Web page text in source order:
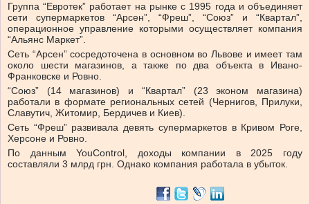
Группа “Евротек” работает на рынке с 1995 года и объединяет
сети супермаркетов “Арсен”, “Фреш”, “Союз” и “Квартал”,
операционное управление которыми осуществляет компания
“Альянс Маркет”.
Сеть “Арсен” сосредоточена в основном во Львове и имеет там
около шести магазинов, а также по два объекта в Ивано-
Франковске и Ровно.
“Союз” (14 магазинов) и “Квартал” (23 эконом магазина)
работали в формате региональных сетей (Чернигов, Прилуки,
Славутич, Житомир, Бердичев и Киев).
Сеть “Фреш” развивала девять супермаркетов в Кривом Роге,
Херсоне и Ровно.
По данным YouControl, доходы компании в 2025 году
составляли 3 млрд грн. Однако компания работала в убыток.